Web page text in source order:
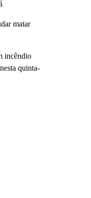
matar
incêndio
quinta-